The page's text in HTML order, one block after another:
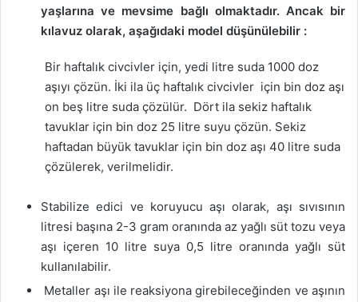
yaşlarına ve mevsime bağlı olmaktadır. Ancak bir
kılavuz olarak, aşağıdaki model düşünülebilir :
Bir haftalık civcivler için, yedi litre suda 1000 doz
aşıyı çözün. İki ila üç haftalık civcivler için bin doz aşı
on beş litre suda çözülür. Dört ila sekiz haftalık
tavuklar için bin doz 25 litre suyu çözün. Sekiz
haftadan büyük tavuklar için bin doz aşı 40 litre suda
çözülerek, verilmelidir.
Stabilize edici ve koruyucu aşı olarak, aşı sıvısının
litresi başına 2-3 gram oranında az yağlı süt tozu veya
aşı içeren 10 litre suya 0,5 litre oranında yağlı süt
kullanılabilir.
Metaller aşı ile reaksiyona girebileceğinden ve aşının